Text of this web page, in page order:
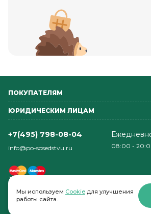
ПОКУПАТЕЛЯМ
ЮРИДИЧЕСКИМ ЛИЦАМ
+7(495) 798-08-04
info@po-sosedstvu.ru 08:00 -
© 2022-2026 . По соседству
Мы используем Cookie для улучшения
работы сайта.